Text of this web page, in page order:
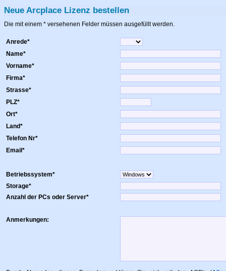
Neue Arcplace Lizenz bestellen
Die mit einem * versehenen Felder müssen ausgefüllt werden.
Anrede*
Name*
Vorname*
Firma*
Strasse*
PLZ*
Ort*
Land*
Telefon Nr*
Email*
Betriebssystem*
Storage*
Anzahl der PCs oder Server*
Anmerkungen: